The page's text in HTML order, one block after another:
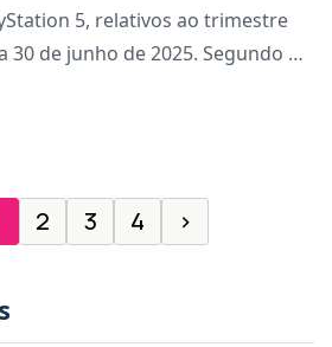
5, relativos ao trimestre
30 de junho de 2025. Segundo o
as lojas desde o seu la
2 3 4 ›